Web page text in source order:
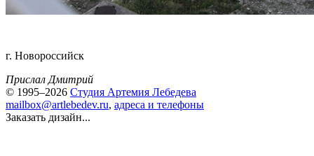
г. Новороссийск
Прислал Дмитрий
© 1995–2026 Студия Артемия Лебедева
mailbox@artlebedev.ru, адреса и телефоны
Заказать дизайн...